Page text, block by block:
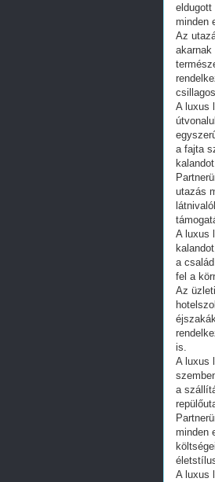
eldugott
minden
Az
akarnak
A luxus
a fajta
utazás
A luxus
a
fel a
Az
is.
A luxus
a
minden
A luxus